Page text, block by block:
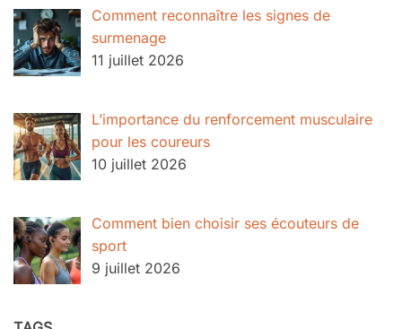
Comment reconnaître les signes de
surmenage
11 juillet 2026
L’importance du renforcement musculaire
pour les coureurs
10 juillet 2026
Comment bien choisir ses écouteurs de
sport
9 juillet 2026